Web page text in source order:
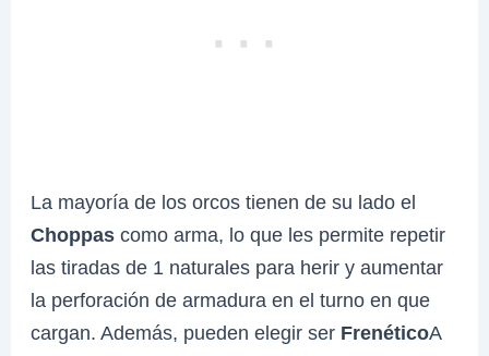
La mayoría de los orcos tienen de su lado el
Choppas como arma, lo que les permite repetir
las tiradas de 1 naturales para herir y aumentar
la perforación de armadura en el turno en que
cargan. Además, pueden elegir ser FrenéticoA